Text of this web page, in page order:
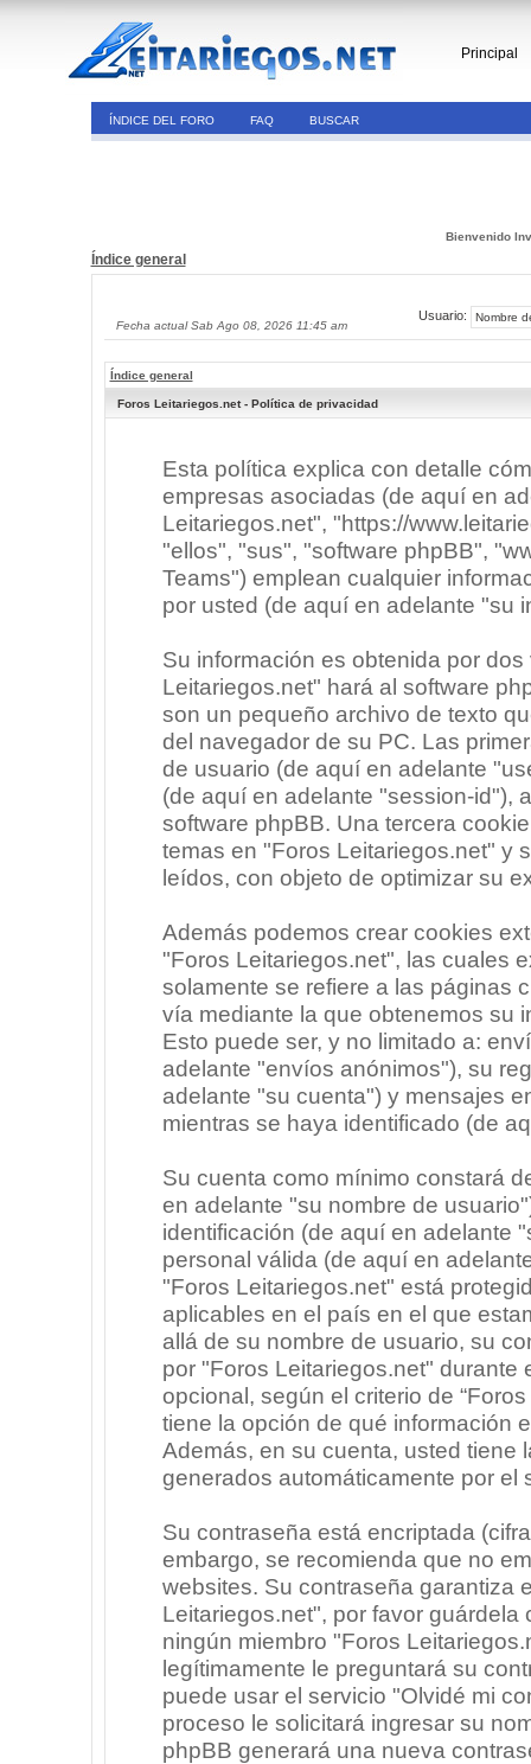
Principal
ÍNDICE DEL FORO FAQ BUSCAR
Bienvenido
Índice general
Fecha actual Sab Ago 08, 2026 11:45 am
Usuario:
Índice general
Foros Leitariegos.net - Política de privacidad
Esta política explica con detalle
empresas asociadas (de aquí en
Leitariegos.net", "https://
"ellos", "sus", "software phpBB",
Teams") emplean cualquier
por usted (de aquí en adelante "su
Su información es obtenida por
Leitariegos.net" hará al software
son un pequeño archivo de texto
del navegador de su PC. Las
de usuario (de aquí en adelante
(de aquí en adelante "session-id"),
software phpBB. Una tercera
temas en "Foros Leitariegos.net" y
leídos, con objeto de optimizar su
Además podemos crear cookies
"Foros Leitariegos.net", las cuales
solamente se refiere a las páginas
vía mediante la que obtenemos su
Esto puede ser, y no limitado a:
adelante "envíos anónimos"), su
adelante "su cuenta") y mensajes
mientras se haya identificado (de
Su cuenta como mínimo constará
en adelante "su nombre de
identificación (de aquí en adelante
personal válida (de aquí en
"Foros Leitariegos.net" está
aplicables en el país en el que
allá de su nombre de usuario, su
por "Foros Leitariegos.net" durante
opcional, según el criterio de
tiene la opción de qué información
Además, en su cuenta, usted tiene
generados automáticamente por el
Su contraseña está encriptada
embargo, se recomienda que no
websites. Su contraseña garantiza
Leitariegos.net", por favor
ningún miembro "Foros
legítimamente le preguntará su
puede usar el servicio "Olvidé mi
proceso le solicitará ingresar su
phpBB generará una nueva